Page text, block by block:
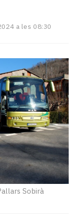
a les 08:30
Sobirà